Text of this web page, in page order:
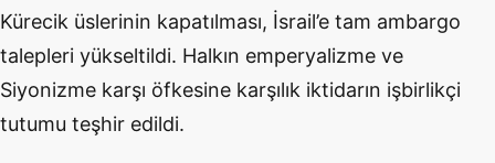
Kürecik üslerinin kapatılması, İsrail’e tam ambargo
talepleri yükseltildi. Halkın emperyalizme ve
Siyonizme karşı öfkesine karşılık iktidarın işbirlikçi
tutumu teşhir edildi.